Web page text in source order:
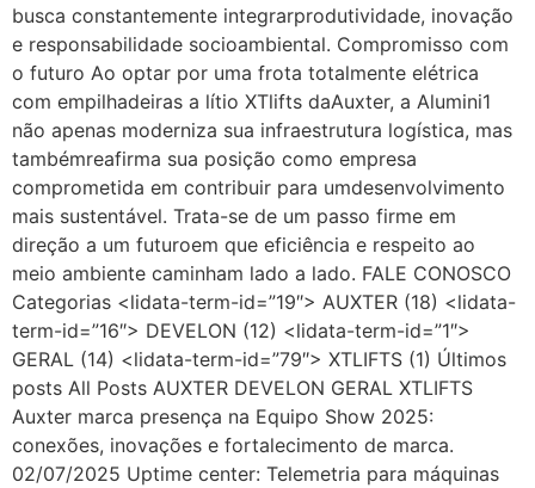
busca constantemente integrarprodutividade, inovação
e responsabilidade socioambiental. Compromisso com
o futuro Ao optar por uma frota totalmente elétrica
com empilhadeiras a lítio XTlifts daAuxter, a Alumini1
não apenas moderniza sua infraestrutura logística, mas
tambémreafirma sua posição como empresa
comprometida em contribuir para umdesenvolvimento
mais sustentável. Trata-se de um passo firme em
direção a um futuroem que eficiência e respeito ao
meio ambiente caminham lado a lado. FALE CONOSCO
Categorias <lidata-term-id=”19″> AUXTER (18) <lidata-
term-id=”16″> DEVELON (12) <lidata-term-id=”1″>
GERAL (14) <lidata-term-id=”79″> XTLIFTS (1) Últimos
posts All Posts AUXTER DEVELON GERAL XTLIFTS
Auxter marca presença na Equipo Show 2025:
conexões, inovações e fortalecimento de marca.
02/07/2025 Uptime center: Telemetria para máquinas